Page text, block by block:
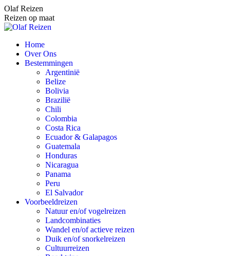
Spring
naar
content
Olaf Reizen
Reizen op maat
Home
Over Ons
Bestemmingen
Argentinië
Belize
Bolivia
Brazilië
Chili
Colombia
Costa Rica
Ecuador & Galapagos
Guatemala
Honduras
Nicaragua
Panama
Peru
El Salvador
Voorbeeldreizen
Natuur en/of vogelreizen
Landcombinaties
Wandel en/of actieve reizen
Duik en/of snorkelreizen
Cultuurreizen